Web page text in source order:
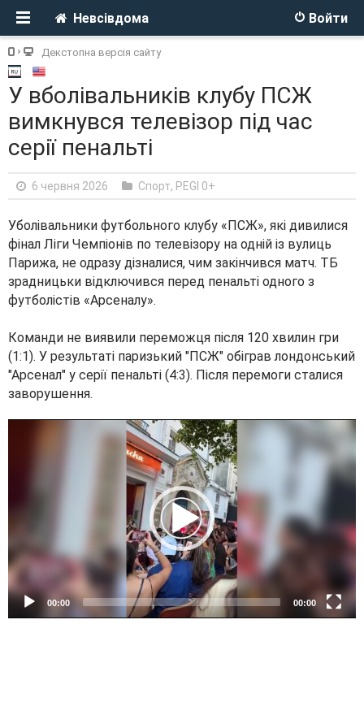
Войти
Невсівдома
Декстопна версія сайту
У вболівальників клубу ПСЖ
вимкнувся телевізор під час
серії пенальті
6 червня 2026 Cпорт, PEGI 0+
Уболівальники футбольного клубу «ПСЖ», які дивилися
фінал Ліги Чемпіонів по телевізору на одній із вулиць
Парижа, не одразу дізналися, чим закінчився матч. ТБ
зрадницьки відключився перед пенальті одного з
футболістів «Арсеналу».
Команди не виявили переможця після 120 хвилин гри
(1:1). У результаті паризький "ПСЖ" обіграв лондонський
"Арсенал" у серії пенальті (4:3). Після перемоги сталися
заворушення.
a
e
r
00:00 00:00